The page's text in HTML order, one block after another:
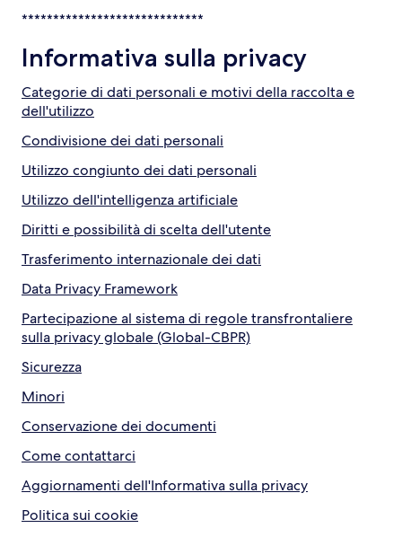
*****************************
Informativa sulla privacy
Categorie di dati personali e motivi della raccolta e
dell'utilizzo
Condivisione dei dati personali
Utilizzo congiunto dei dati personali
Utilizzo dell'intelligenza artificiale
Diritti e possibilità di scelta dell'utente
Trasferimento internazionale dei dati
Data Privacy Framework
Partecipazione al sistema di regole transfrontaliere
sulla privacy globale (Global-CBPR)
Sicurezza
Minori
Conservazione dei documenti
Come contattarci
Aggiornamenti dell'Informativa sulla privacy
Politica sui cookie